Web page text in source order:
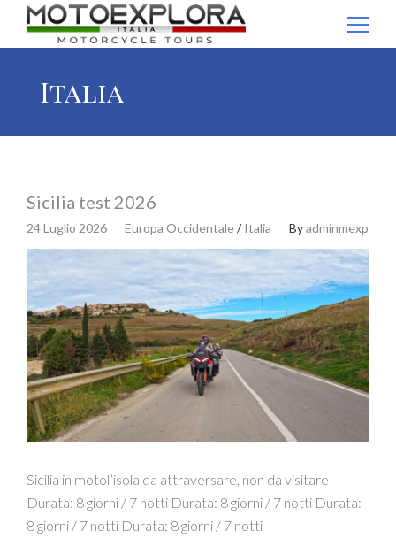
Italia
Sicilia test 2026
24 Luglio 2026 Europa Occidentale/Italia Byadminmexp
Sicilia in motol’isola da attraversare, non da visitare
Durata: 8 giorni / 7 notti Durata: 8 giorni / 7 notti Durata:
8 giorni / 7 notti Durata: 8 giorni / 7 notti